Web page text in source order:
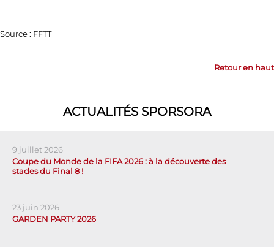
Source : FFTT
Retour en haut
ACTUALITÉS SPORSORA
9 juillet 2026
Coupe du Monde de la FIFA 2026 : à la découverte des
stades du Final 8 !
23 juin 2026
GARDEN PARTY 2026